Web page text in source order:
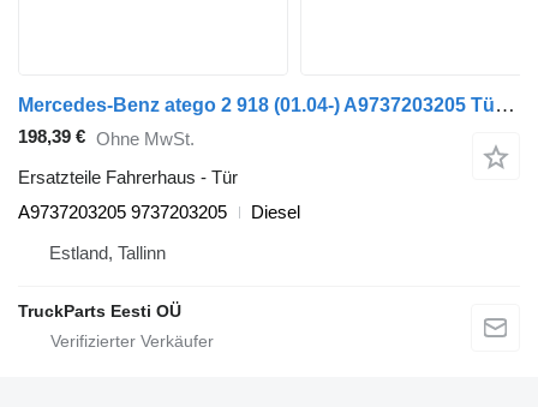
Mercedes-Benz atego 2 918 (01.04-) A9737203205 Tür für Mercedes-Benz Atego, Atego 2, Atego 3 (1996-) Sattelzugmaschine
198,39 € Ohne MwSt.
Ersatzteile Fahrerhaus - Tür
A9737203205 9737203205
Diesel
Estland, Tallinn
TruckParts Eesti OÜ